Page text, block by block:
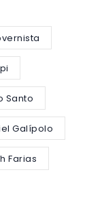
Santo
Galípolo
Farias